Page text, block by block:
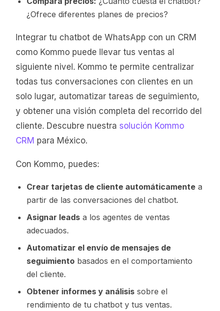
¿Ofrece diferentes planes de precios?
Integrar tu chatbot de WhatsApp con un CRM
como Kommo puede llevar tus ventas al
siguiente nivel. Kommo te permite centralizar
todas tus conversaciones con clientes en un
solo lugar, automatizar tareas de seguimiento,
y obtener una visión completa del recorrido del
cliente. Descubre nuestra solución Kommo
CRM para México.
Con Kommo, puedes:
Crear tarjetas de cliente automáticamente a
partir de las conversaciones del chatbot.
Asignar leads a los agentes de ventas
adecuados.
Automatizar el envío de mensajes de
seguimiento basados en el comportamiento
del cliente.
Obtener informes y análisis sobre el
rendimiento de tu chatbot y tus ventas.